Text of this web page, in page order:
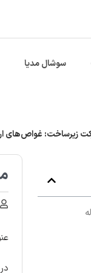
سوشال مدیا
زیرساخت: غواص‌های